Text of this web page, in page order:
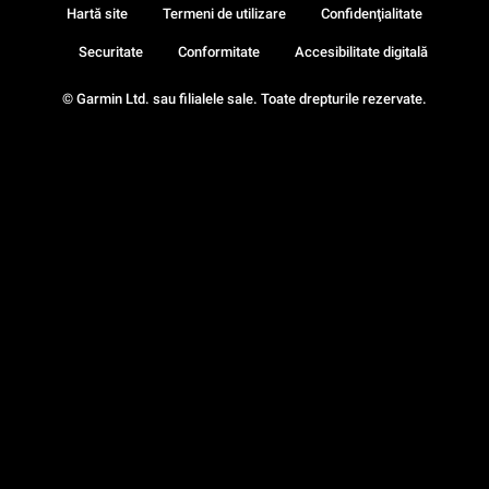
© Garmin Ltd. sau filialele sale. Toate drepturile rezervate.
Hartă site Termeni de utilizare Confidenţialitate
Securitate Conformitate Accesibilitate digitală